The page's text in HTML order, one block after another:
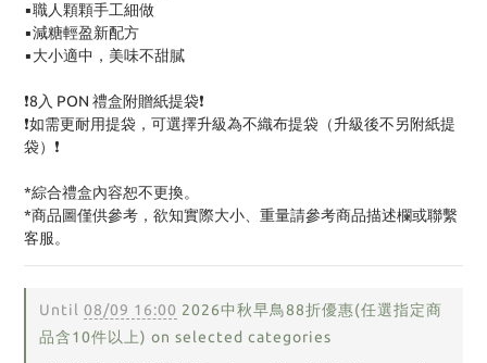
▪️職人顆顆手工細做
▪️減糖輕盈新配方
▪️大小適中，美味不甜膩
❗8入 PON 禮盒附贈紙提袋❗
❗如需更耐用提袋，可選擇升級為不織布提袋（升級後不另附紙提
袋）❗
*綜合禮盒內容恕不更換。
*商品圖僅供參考，欲知實際大小、重量請參考商品描述欄或聯繫
客服。
Until 08/09 16:00 2026中秋早鳥88折優惠(任選指定商
品含10件以上) on selected categories